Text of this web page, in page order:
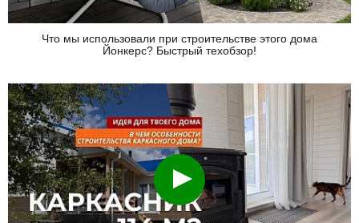
Что мы использовали при строительстве этого дома
Йонкерс? Быстрый техобзор!
Смотреть